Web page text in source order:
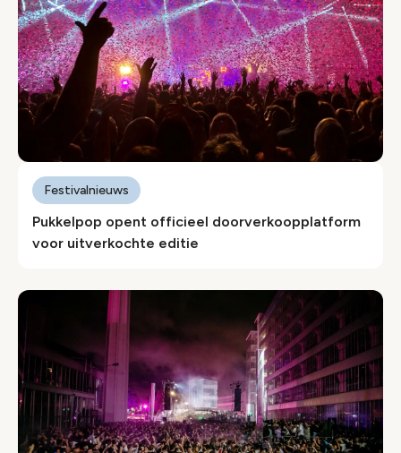
Pukkelpop opent officieel doorverkoopplatform
voor uitverkochte editie
Festivalnieuws